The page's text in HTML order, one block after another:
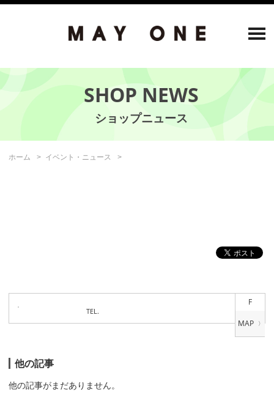
SHOP NEWS
ホーム イベント・ニュース
F
TEL.
他の記事
他の記事がまだありません。